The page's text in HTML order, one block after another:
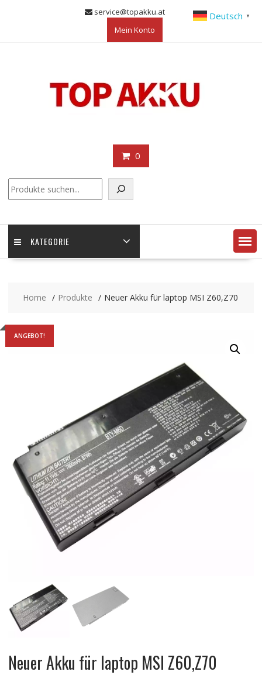
service@topakku.at
Mein Konto
0
KATEGORIE
Home Produkte Neuer Akku für laptop MSI Z60,Z70
ANGEBOT!
Neuer Akku für laptop MSI Z60,Z70
Deutsch ▼